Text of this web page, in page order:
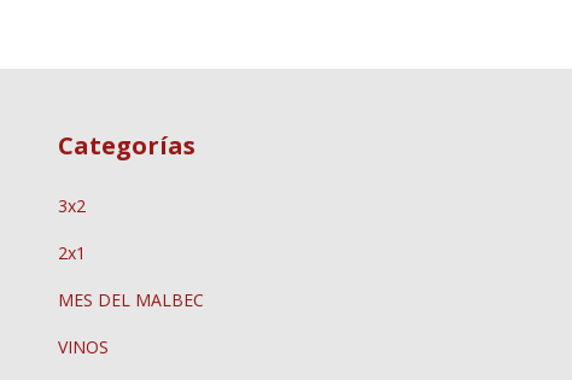
Categorías
3x2
2x1
MES DEL MALBEC
VINOS